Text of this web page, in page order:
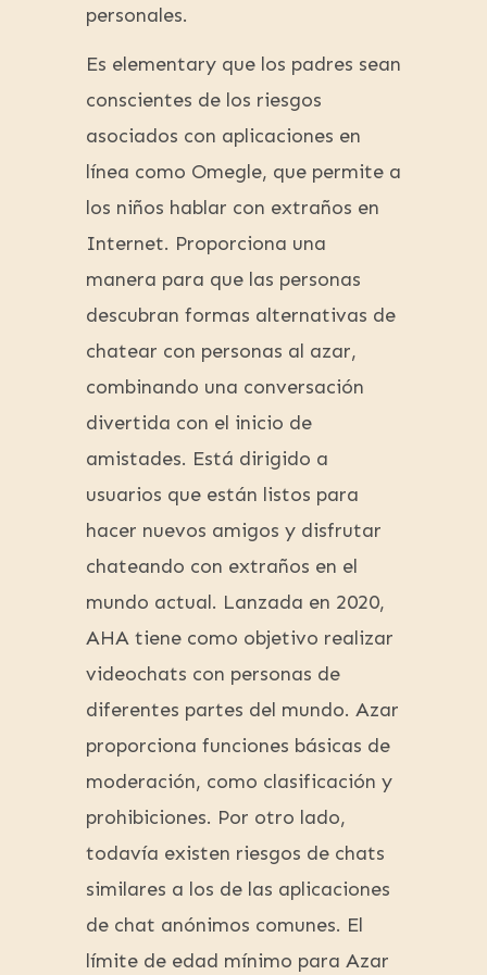
personales.
Es elementary que los padres sean
conscientes de los riesgos
asociados con aplicaciones en
línea como Omegle, que permite a
los niños hablar con extraños en
Internet. Proporciona una
manera para que las personas
descubran formas alternativas de
chatear con personas al azar,
combinando una conversación
divertida con el inicio de
amistades. Está dirigido a
usuarios que están listos para
hacer nuevos amigos y disfrutar
chateando con extraños en el
mundo actual. Lanzada en 2020,
AHA tiene como objetivo realizar
videochats con personas de
diferentes partes del mundo. Azar
proporciona funciones básicas de
moderación, como clasificación y
prohibiciones. Por otro lado,
todavía existen riesgos de chats
similares a los de las aplicaciones
de chat anónimos comunes. El
límite de edad mínimo para Azar